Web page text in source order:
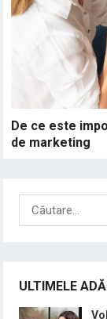
De ce este
de marketing
Caută
după:
ULTIMELE